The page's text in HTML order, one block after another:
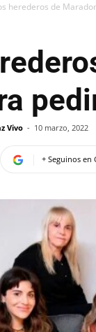
herederos de
Vivo - 10 marzo, 2022
+ Seguinos en